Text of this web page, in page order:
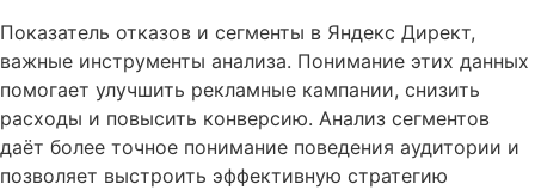
Показатель отказов и сегменты в Яндекс Директ,
важные инструменты анализа. Понимание этих данных
помогает улучшить рекламные кампании, снизить
расходы и повысить конверсию. Анализ сегментов
даёт более точное понимание поведения аудитории и
позволяет выстроить эффективную стратегию